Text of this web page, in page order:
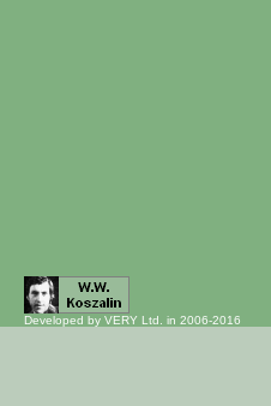
Developed by VERY Ltd. in 2006-2016